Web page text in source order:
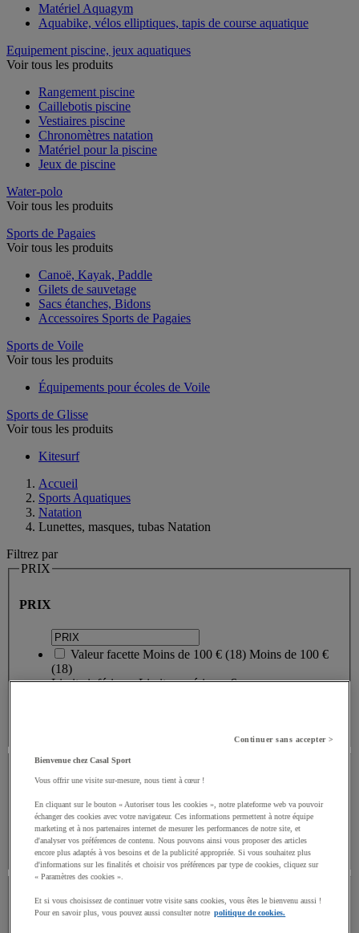
Matériel Aquagym
Aquabike, vélos elliptiques, tapis de course aquatique
Equipement piscine, jeux aquatiques
Voir tous les produits
Rangement piscine
Caillebotis piscine
Vestiaires piscine
Chronomètres natation
Matériel pour la piscine
Jeux de piscine
Water-polo
Voir tous les produits
Sports de Pagaies
Voir tous les produits
Canoë, Kayak, Paddle
Gilets de sauvetage
Sacs étanches, Bidons
Accessoires Sports de Pagaies
Sports de Voile
Voir tous les produits
Équipements pour écoles de Voile
Sports de Glisse
Voir tous les produits
Kitesurf
Accueil
Sports Aquatiques
Natation
Lunettes, masques, tubas Natation
Filtrez par
PRIX
PRIX
Valeur facette Moins de 100 € (18) Moins de 100 €
(18)
Limite inférieure Limite supérieure€
Stock
Oui(17)
MARQUE
MARQUE
Continuer sans accepter >
Bienvenue chez Casal Sport
Vous offrir une visite sur-mesure, nous tient à cœur !
En cliquant sur le bouton « Autoriser tous les cookies », notre plateforme web va pouvoir
échanger des cookies avec votre navigateur. Ces informations permettent à notre équipe
marketing et à nos partenaires internet de mesurer les performances de notre site, et
d'analyser vos préférences de contenu. Nous pouvons ainsi vous proposer des articles
encore plus adaptés à vos besoins et de la publicité appropriée. Si vous souhaitez plus
d'informations sur les finalités et choisir vos préférences par type de cookies, cliquez sur
« Paramètres des cookies ».
Et si vous choisissez de continuer votre visite sans cookies, vous êtes le bienvenu aussi !
Pour en savoir plus, vous pouvez aussi consulter notre politique de cookies.